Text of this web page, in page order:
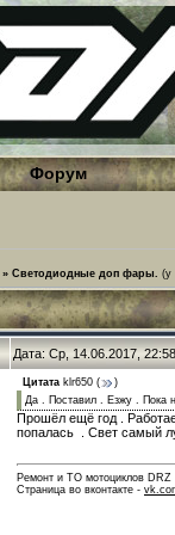
Форум
» Светодиодные доп фары. (у
Дата: Ср, 14.06.2017,
Цитата klr650 (
)
Да . Поставил . Езжу . Пока
Прошёл ещё год .
попалась . Свет самый
Ремонт и ТО мотоциклов DRZ
Страница во вконтакте -